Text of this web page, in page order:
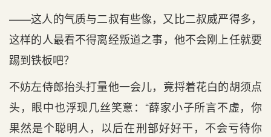
——这人的气质与二叔有些像，又比二叔威严得多，
这样的人最看不得离经叛道之事，他不会刚上任就要
踢到铁板吧？
不妨左侍郎抬头打量他一会儿，竟捋着花白的胡须点
头，眼中也浮现几丝笑意：“薛家小子所言不虚，你
果然是个聪明人，以后在刑部好好干，不会亏待你